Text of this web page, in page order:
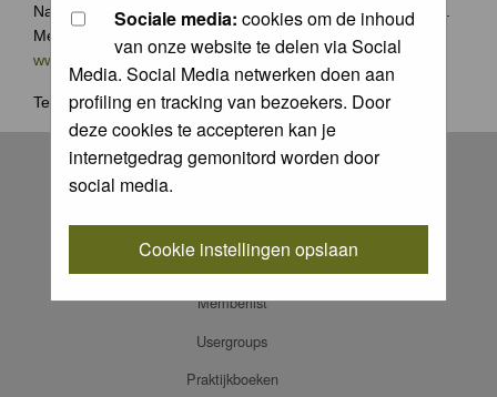
Sociale media: cookies om de inhoud
van onze website te delen via Social
Media. Social Media netwerken doen aan
profiling en tracking van bezoekers. Door
deze cookies te accepteren kan je
internetgedrag gemonitord worden door
social media.
Cookie instellingen opslaan
Natuurfotografie.nl vaak photochallenges met leuke prijzen.
Meer weten? Ga naar
www.natuurfotografie.nl/rubrieken/photo-challenge/
Terug naarhome.
Register
FAQ
Memberlist
Usergroups
Praktijkboeken